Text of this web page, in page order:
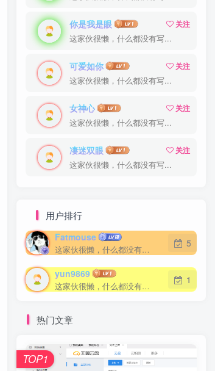
你是我是眼
关注
这家伙很懒，什么都没有写...
可爱如你
关注
这家伙很懒，什么都没有写...
女神心
关注
这家伙很懒，什么都没有写...
凄迷双眼
关注
这家伙很懒，什么都没有写...
用户排行
Fatmouse
这家伙很懒，什么都没有写...
5
yun9869
这家伙很懒，什么都没有写...
1
热门文章
TOP1